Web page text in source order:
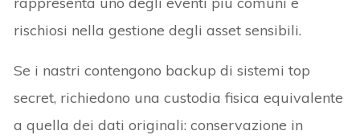
rischiosi nella gestione degli asset sensibili.
Se i nastri contengono backup di sistemi top
secret, richiedono una custodia fisica equivalente
a quella dei dati originali: conservazione in